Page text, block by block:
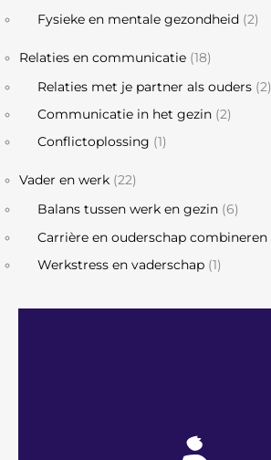
Fysieke en mentale gezondheid (2)
Relaties en communicatie (18)
Relaties met je partner als ouders (2)
Communicatie in het gezin (2)
Conflictoplossing (1)
Vader en werk (22)
Balans tussen werk en gezin (6)
Carrière en ouderschap combineren
Werkstress en vaderschap (1)